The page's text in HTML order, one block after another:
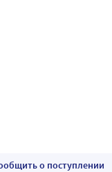
о поступлении